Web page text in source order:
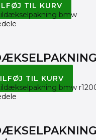
TIL KURV
TIL KURV